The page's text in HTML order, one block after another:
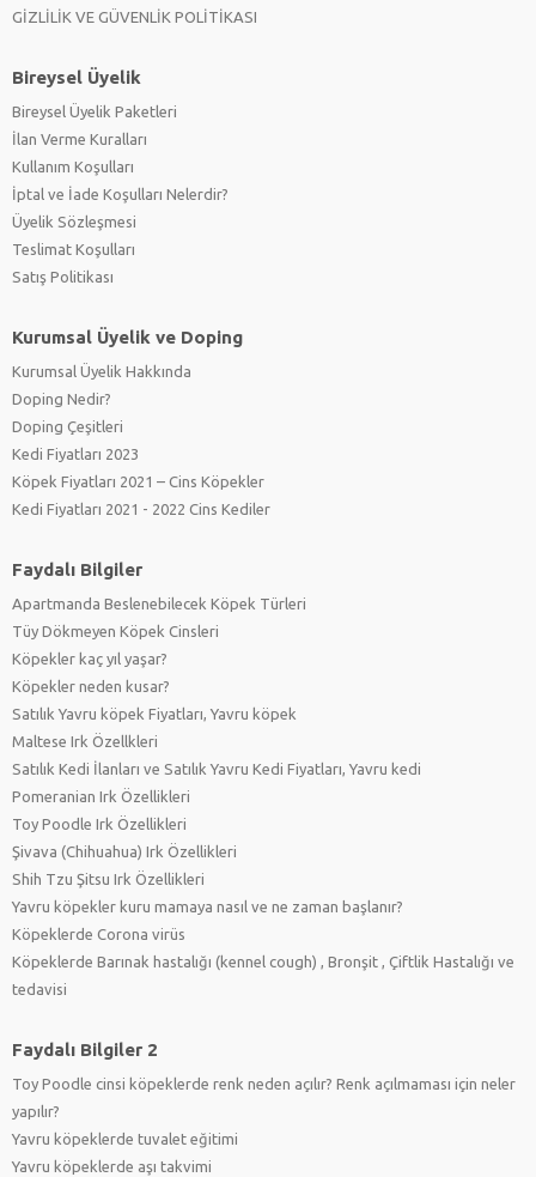
GİZLİLİK VE GÜVENLİK POLİTİKASI
Bireysel Üyelik
Bireysel Üyelik Paketleri
İlan Verme Kuralları
Kullanım Koşulları
İptal ve İade Koşulları Nelerdir?
Üyelik Sözleşmesi
Teslimat Koşulları
Satış Politikası
Kurumsal Üyelik ve Doping
Kurumsal Üyelik Hakkında
Doping Nedir?
Doping Çeşitleri
Kedi Fiyatları 2023
Köpek Fiyatları 2021 – Cins Köpekler
Kedi Fiyatları 2021 - 2022 Cins Kediler
Faydalı Bilgiler
Apartmanda Beslenebilecek Köpek Türleri
Tüy Dökmeyen Köpek Cinsleri
Köpekler kaç yıl yaşar?
Köpekler neden kusar?
Satılık Yavru köpek Fiyatları, Yavru köpek
Maltese Irk Özellkleri
Satılık Kedi İlanları ve Satılık Yavru Kedi Fiyatları, Yavru kedi
Pomeranian Irk Özellikleri
Toy Poodle Irk Özellikleri
Şivava (Chihuahua) Irk Özellikleri
Shih Tzu Şitsu Irk Özellikleri
Yavru köpekler kuru mamaya nasıl ve ne zaman başlanır?
Köpeklerde Corona virüs
Köpeklerde Barınak hastalığı (kennel cough) , Bronşit , Çiftlik Hastalığı ve
tedavisi
Faydalı Bilgiler 2
Toy Poodle cinsi köpeklerde renk neden açılır? Renk açılmaması için neler
yapılır?
Yavru köpeklerde tuvalet eğitimi
Yavru köpeklerde aşı takvimi